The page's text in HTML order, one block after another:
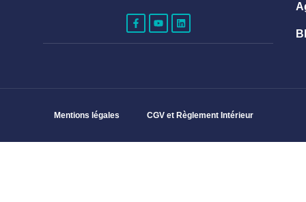
Mentions légales CGV et Règlement Intérieur